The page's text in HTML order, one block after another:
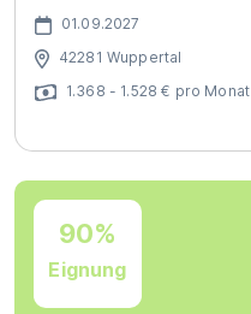
01.09.2027
42281 Wuppertal
1.368 - 1.528 € pro Monat
90%
Eignung